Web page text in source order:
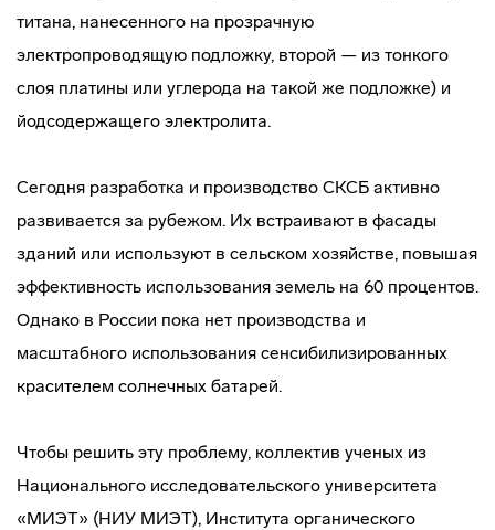
титана, нанесенного на прозрачную
электропроводящую подложку, второй — из тонкого
слоя платины или углерода на такой же подложке) и
йодсодержащего электролита.
Сегодня разработка и производство СКСБ активно
развивается за рубежом. Их встраивают в фасады
зданий или используют в сельском хозяйстве, повышая
эффективность использования земель на 60 процентов.
Однако в России пока нет производства и
масштабного использования сенсибилизированных
красителем солнечных батарей.
Чтобы решить эту проблему, коллектив ученых из
Национального исследовательского университета
«МИЭТ» (НИУ МИЭТ), Института органического